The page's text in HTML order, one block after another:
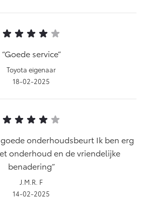
Goede service
Toyota eigenaar
18-02-2025
onderhoudsbeurt Ik ben erg
onderhoud en de vriendelijke
benadering
J.M.R. F
14-02-2025